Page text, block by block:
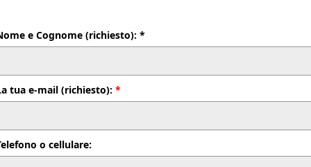
e Cognome (richiesto): *
tua e-mail (richiesto): *
o cellulare: